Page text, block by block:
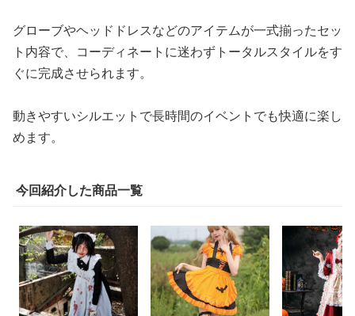
グローブやヘッドドレスなどのアイテムが一式揃ったセッ
ト内容で、コーディネートに迷わずトータルスタイルをす
ぐに完成させられます。
動きやすいシルエットで長時間のイベントでも快適に楽し
めます。
今回紹介した商品一覧